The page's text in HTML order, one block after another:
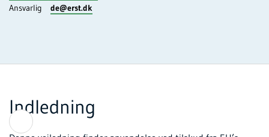
Ansvarlig de@erst.dk
Indledning